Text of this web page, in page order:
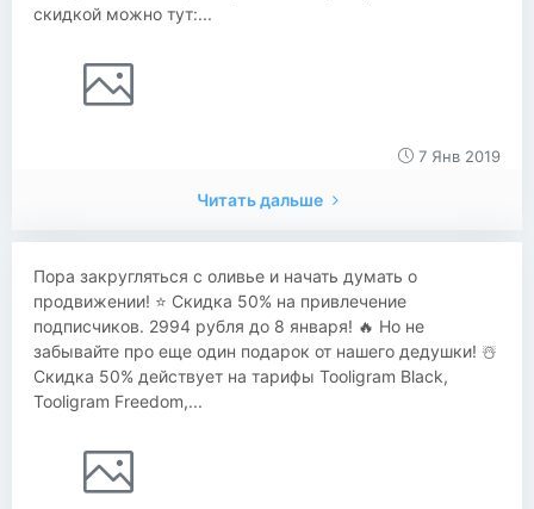
скидкой можно тут:...
7 Янв 2019
Читать дальше
Пора закругляться с оливье и начать думать о
продвижении! ⭐️ Скидка 50% на привлечение
подписчиков. 2994 рубля до 8 января! 🔥 Но не
забывайте про еще один подарок от нашего дедушки! ☃️
Скидка 50% действует на тарифы Tooligram Black,
Tooligram Freedom,...